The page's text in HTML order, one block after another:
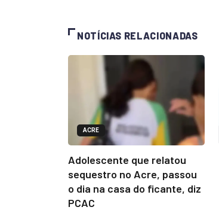
NOTÍCIAS RELACIONADAS
ACRE
Adolescente que relatou
sequestro no Acre, passou
o dia na casa do ficante, diz
PCAC